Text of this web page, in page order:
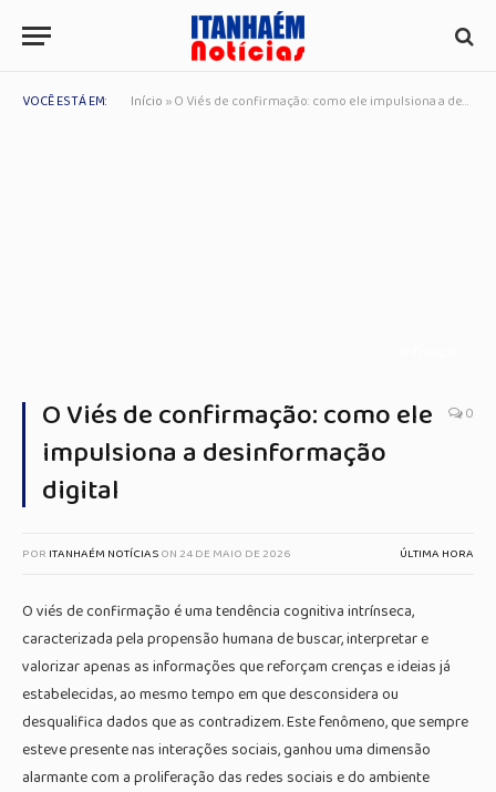
VOCÊ ESTÁ EM: Início »O Viés de confirmação: como ele impulsiona a desinformação digital
O Viés de confirmação: como ele
impulsiona a desinformação
digital
0
POR ITANHAÉM NOTÍCIASON24 DE MAIO DE 2026 ÚLTIMA HORA
O viés de confirmação é uma tendência cognitiva intrínseca,
caracterizada pela propensão humana de buscar, interpretar e
valorizar apenas as informações que reforçam crenças e ideias já
estabelecidas, ao mesmo tempo em que desconsidera ou
desqualifica dados que as contradizem. Este fenômeno, que sempre
esteve presente nas interações sociais, ganhou uma dimensão
alarmante com a proliferação das redes sociais e do ambiente